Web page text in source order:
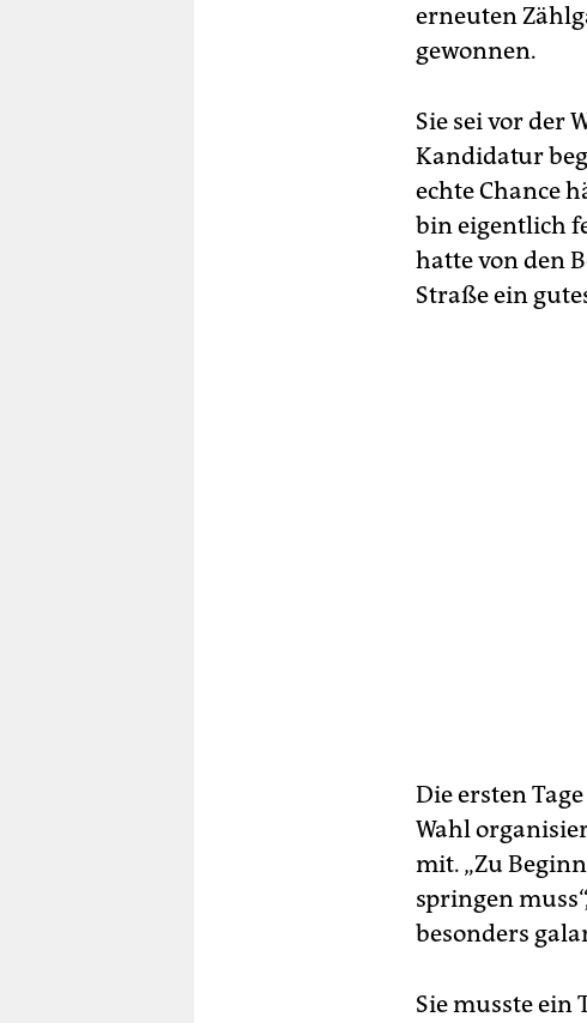
erneuten
gewonnen.
Sie sei vor der
Kandidatur
echte Chance
bin eigentlich
hatte von den
Straße ein
Die ersten
Wahl
mit. „Zu
springen
besonders
Sie musste ein